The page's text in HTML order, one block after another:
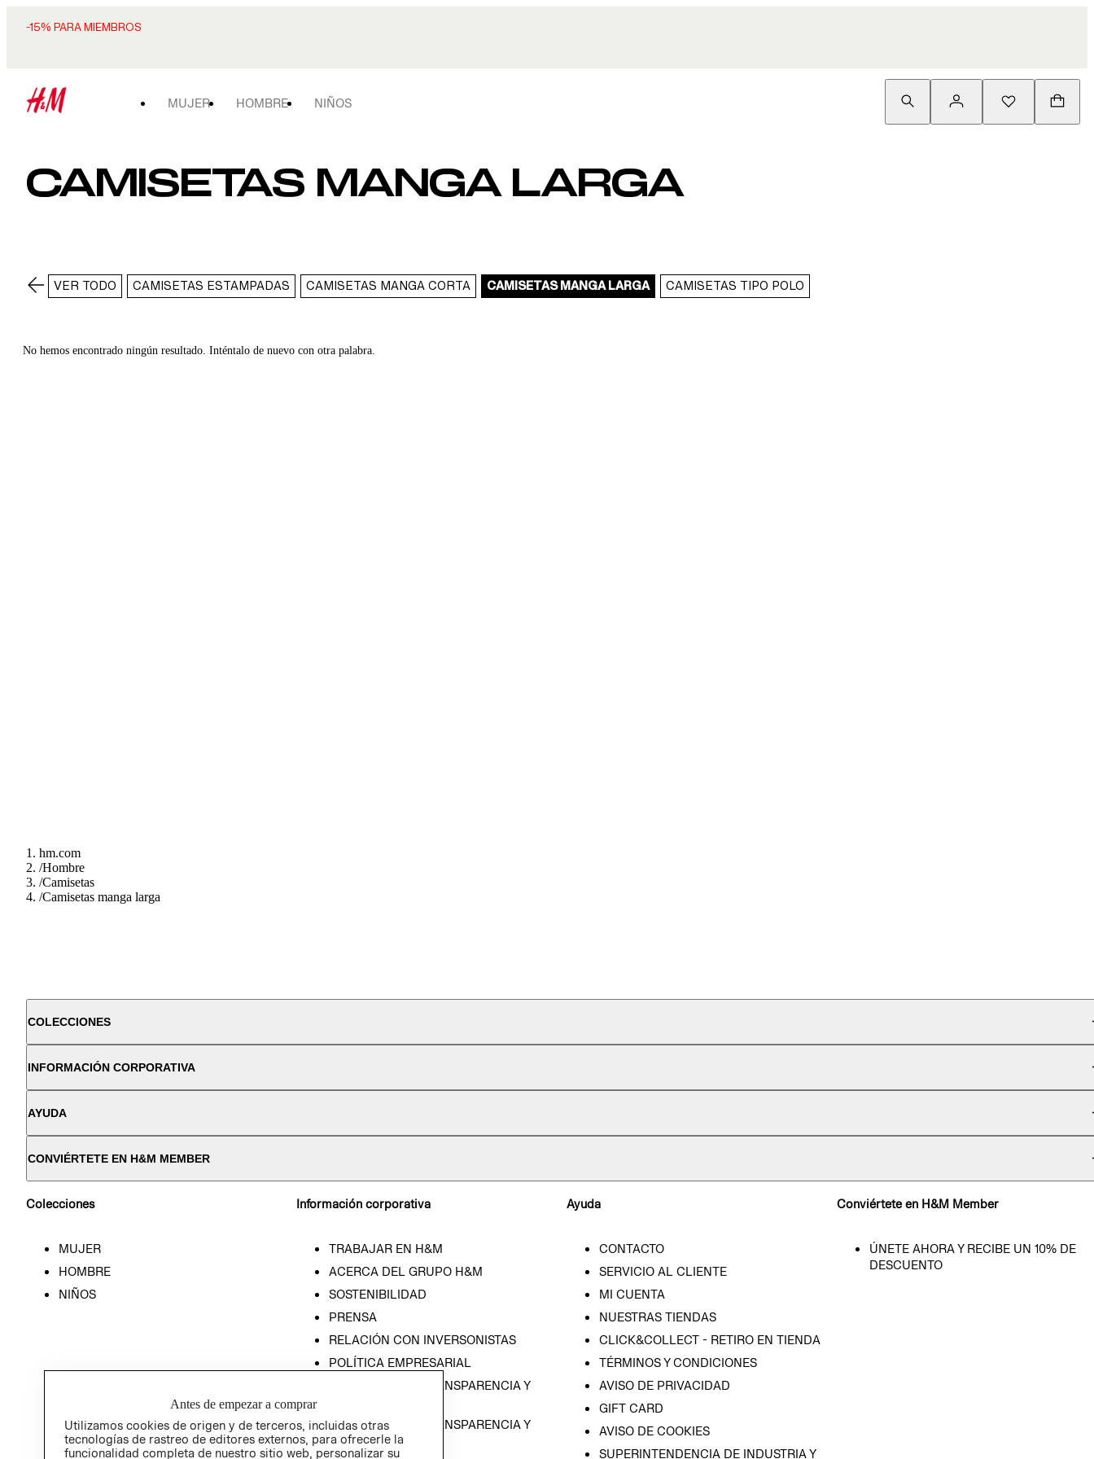
-15% PARA MIEMBROS
MUJER HOMBRE NIÑOS
CAMISETAS MANGA LARGA
VER TODO CAMISETAS ESTAMPADAS CAMISETAS MANGA CORTA CAMISETAS MANGA LARGA CAMISETAS TIPO POLO
No hemos encontrado ningún resultado. Inténtalo de nuevo con otra palabra.
hm.com
/Hombre
/Camisetas
/Camisetas manga larga
COLECCIONES
INFORMACIÓN CORPORATIVA
AYUDA
CONVIÉRTETE EN H&M MEMBER
Colecciones
MUJER
HOMBRE
NIÑOS
Información corporativa
TRABAJAR EN H&M
ACERCA DEL GRUPO H&M
SOSTENIBILIDAD
PRENSA
RELACIÓN CON INVERSONISTAS
POLÍTICA EMPRESARIAL
PROGRAMA DE TRANSPARENCIA Y
PROGRAMA DE TRANSPARENCIA Y
ÉTICA (INGLÉS)
Ayuda
CONTACTO
SERVICIO AL CLIENTE
MI CUENTA
NUESTRAS TIENDAS
CLICK&COLLECT - RETIRO EN TIENDA
TÉRMINOS Y CONDICIONES
AVISO DE PRIVACIDAD
GIFT CARD
AVISO DE COOKIES
SUPERINTENDENCIA DE INDUSTRIA Y
Conviértete en H&M Member
ÚNETE AHORA Y RECIBE UN 10% DE
DESCUENTO
Antes de empezar a comprar
Utilizamos cookies de origen y de terceros, incluidas otras
tecnologías de rastreo de editores externos, para ofrecerle la
funcionalidad completa de nuestro sitio web, personalizar su